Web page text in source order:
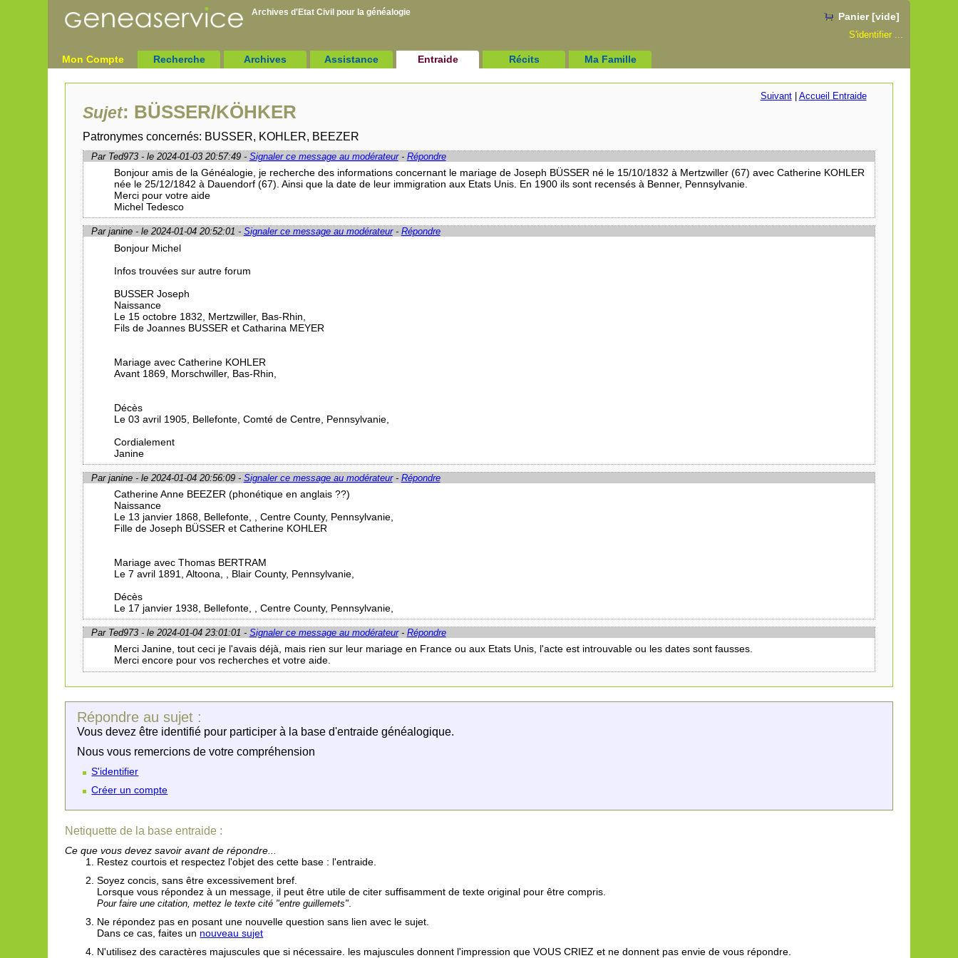
Panier [vide]
S'identifier ...
Archives d'Etat Civil pour lagénéalogie
Mon Compte Recherche Archives Assistance Entraide Récits Ma Famille
Suivant| Accueil Entraide
Sujet: BÜSSER/KÖHKER
Patronymes concernés: BUSSER, KOHLER, BEEZER
Par Ted973 - le 2024-01-03 20:57:49 - Signaler ce message au modérateur- Répondre
Bonjour amis de la Généalogie, je recherche des informations concernant le mariage de Joseph BÜSSER né le 15/10/1832 à Mertzwiller (67) avec Catherine KOHLER
née le 25/12/1842 à Dauendorf (67). Ainsi que la date de leur immigration aux Etats Unis. En 1900 ils sont recensés à Benner, Pennsylvanie.
Merci pour votre aide
Michel Tedesco
Par janine - le 2024-01-04 20:52:01 - Signaler ce message au modérateur- Répondre
Bonjour Michel
Infos trouvées sur autre forum
BUSSER Joseph
Naissance
Le 15 octobre 1832, Mertzwiller, Bas-Rhin,
Fils de Joannes BUSSER et Catharina MEYER
Mariage avec Catherine KOHLER
Avant 1869, Morschwiller, Bas-Rhin,
Décès
Le 03 avril 1905, Bellefonte, Comté de Centre, Pennsylvanie,
Cordialement
Janine
Par janine - le 2024-01-04 20:56:09 - Signaler ce message au modérateur- Répondre
Catherine Anne BEEZER (phonétique en anglais ??)
Naissance
Le 13 janvier 1868, Bellefonte, , Centre County, Pennsylvanie,
Fille de Joseph BÜSSER et Catherine KOHLER
Mariage avec Thomas BERTRAM
Le 7 avril 1891, Altoona, , Blair County, Pennsylvanie,
Décès
Le 17 janvier 1938, Bellefonte, , Centre County, Pennsylvanie,
Par Ted973 - le 2024-01-04 23:01:01 - Signaler ce message au modérateur- Répondre
Merci Janine, tout ceci je l'avais déjà, mais rien sur leur mariage en France ou aux Etats Unis, l'acte est introuvable ou les dates sont fausses.
Merci encore pour vos recherches et votre aide.
Répondre au sujet :
Vous devez être identifié pour participer à la base d'entraide généalogique.
Nous vous remercions de votre compréhension
S'identifier
Créer un compte
Netiquette de la base entraide :
Ce que vous devez savoir avant de répondre...
Restez courtois et respectez l'objet des cette base : l'entraide.
Soyez concis, sans être excessivement bref.
Lorsque vous répondez à un message, il peut être utile de citer suffisamment de texte original pour être compris.
Pour faire une citation, mettez le texte cité "entre guillemets"
Ne répondez pas en posant une nouvelle question sans lien avec le sujet.
Dans ce cas, faites un nouveau sujet
N'utilisez des caractères majuscules que si nécessaire. les majuscules donnent l'impression que VOUS CRIEZ et ne donnent pas envie de vous répondre.